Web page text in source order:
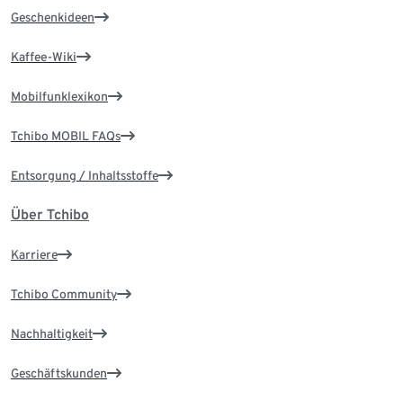
Geschenkideen
Kaffee-Wiki
Mobilfunklexikon
Tchibo MOBIL FAQs
Entsorgung / Inhaltsstoffe
Über Tchibo
Karriere
Tchibo Community
Nachhaltigkeit
Geschäftskunden